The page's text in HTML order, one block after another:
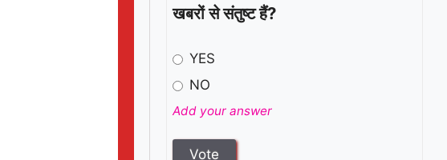
खबरों से संतुष्ट हैं?
YES
NO
Add your answer